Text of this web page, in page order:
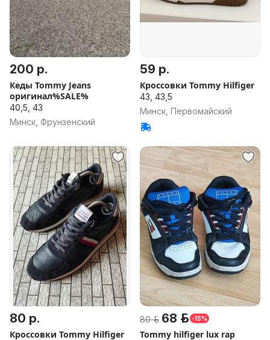
200 р.
Кеды Tommy Jeans
оригинал%SALE%
40,5, 43
Минск, Фрунзенский
59 р.
Кроссовки Tommy Hilfiger
43, 43,5
Минск, Первомайский
80 р.
Кроссовки Tommy Hilfiger
80 р. 68 р. -15%
Tommy hilfiger lux rap